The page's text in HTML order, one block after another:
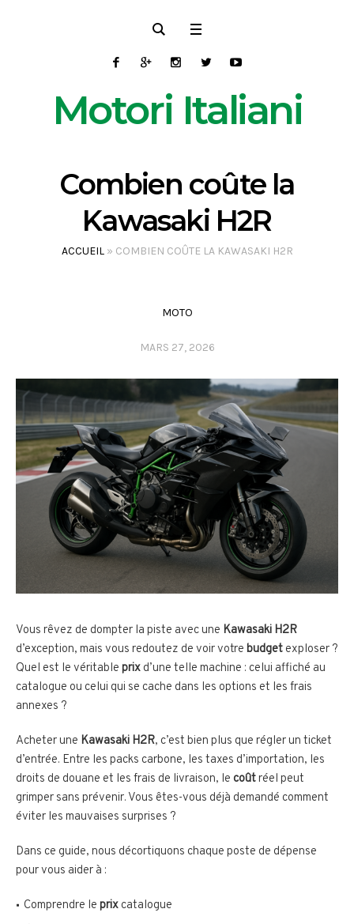
Motori Italiani
Combien coûte la
Kawasaki H2R
ACCUEIL» COMBIEN COÛTE LA KAWASAKI H2R
MOTO
MARS 27, 2026
Vous rêvez de dompter la piste avec une Kawasaki H2R
d’exception, mais vous redoutez de voir votre budget exploser ?
Quel est le véritable prix d’une telle machine : celui affiché au
catalogue ou celui qui se cache dans les options et les frais
annexes ?
Acheter une Kawasaki H2R, c’est bien plus que régler un ticket
d’entrée. Entre les packs carbone, les taxes d’importation, les
droits de douane et les frais de livraison, le coûtréel peut
grimper sans prévenir. Vous êtes-vous déjà demandé comment
éviter les mauvaises surprises ?
Dans ce guide, nous décortiquons chaque poste de dépense
pour vous aider à :
Comprendre le prix catalogue